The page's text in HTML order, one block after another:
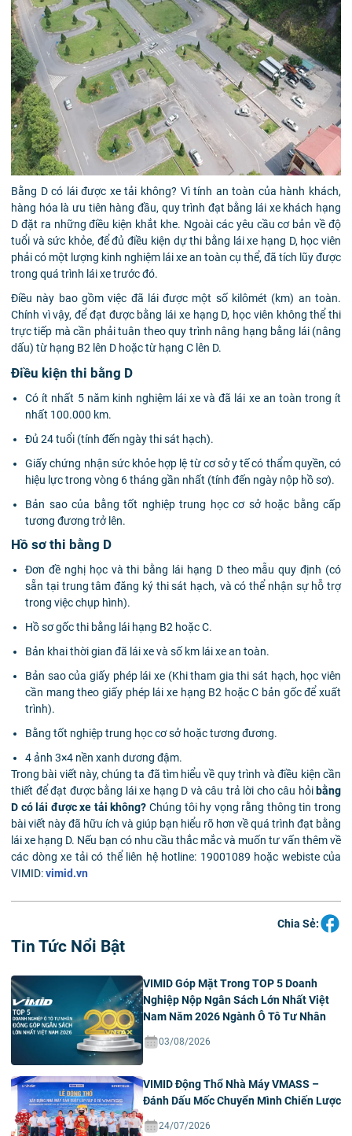
Bằng D có lái được xe tải không? Vì tính an toàn của hành khách,
hàng hóa là ưu tiên hàng đầu, quy trình đạt bằng lái xe khách hạng
D đặt ra những điều kiện khắt khe. Ngoài các yêu cầu cơ bản về độ
tuổi và sức khỏe, để đủ điều kiện dự thi bằng lái xe hạng D, học viên
phải có một lượng kinh nghiệm lái xe an toàn cụ thể, đã tích lũy được
trong quá trình lái xe trước đó.
Điều này bao gồm việc đã lái được một số kilômét (km) an toàn.
Chính vì vậy, để đạt được bằng lái xe hạng D, học viên không thể thi
trực tiếp mà cần phải tuân theo quy trình nâng hạng bằng lái (nâng
dấu) từ hạng B2 lên D hoặc từ hạng C lên D.
Điều kiện thi bằng D
Có ít nhất 5 năm kinh nghiệm lái xe và đã lái xe an toàn trong ít
nhất 100.000 km.
Đủ 24 tuổi (tính đến ngày thi sát hạch).
Giấy chứng nhận sức khỏe hợp lệ từ cơ sở y tế có thẩm quyền, có
hiệu lực trong vòng 6 tháng gần nhất (tính đến ngày nộp hồ sơ).
Bản sao của bằng tốt nghiệp trung học cơ sở hoặc bằng cấp
tương đương trở lên.
Hồ sơ thi bằng D
Đơn đề nghị học và thi bằng lái hạng D theo mẫu quy định (có
sẵn tại trung tâm đăng ký thi sát hạch, và có thể nhận sự hỗ trợ
trong việc chụp hình).
Hồ sơ gốc thi bằng lái hạng B2 hoặc C.
Bản khai thời gian đã lái xe và số km lái xe an toàn.
Bản sao của giấy phép lái xe (Khi tham gia thi sát hạch, học viên
cần mang theo giấy phép lái xe hạng B2 hoặc C bản gốc để xuất
trình).
Bằng tốt nghiệp trung học cơ sở hoặc tương đương.
4 ảnh 3×4 nền xanh dương đậm.
Trong bài viết này, chúng ta đã tìm hiểu về quy trình và điều kiện cần
thiết để đạt được bằng lái xe hạng D và câu trả lời cho câu hỏi bằng
D có lái được xe tải không? Chúng tôi hy vọng rằng thông tin trong
bài viết này đã hữu ích và giúp bạn hiểu rõ hơn về quá trình đạt bằng
lái xe hạng D. Nếu bạn có nhu cầu thắc mắc và muốn tư vấn thêm về
các dòng xe tải có thể liên hệ hotline: 19001089 hoặc webiste của
VIMID:vimid.vn
Chia Sẻ:
Tin Tức Nổi Bật
VIMID Góp Mặt Trong TOP 5 Doanh
Nghiệp Nộp Ngân Sách Lớn Nhất Việt
Nam Năm 2026 Ngành Ô Tô Tư Nhân
03/08/2026
VIMID Động Thổ Nhà Máy VMASS –
Đánh Dấu Mốc Chuyển Mình Chiến Lược
24/07/2026